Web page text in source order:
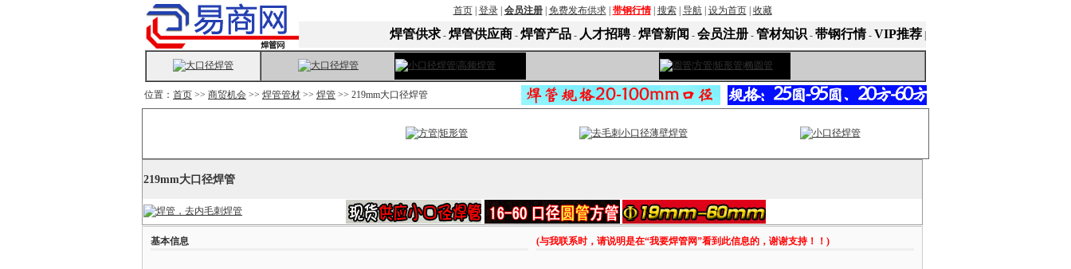
首页| 登录| 会员注册| 免费发布供求| 带钢行情| 搜索| 导航| 设为首页| 收藏
焊管供求- 焊管供应商 - 焊管产品 - 人才招聘- 焊管新闻 - 会员注册 - 管材知识 - 带钢行情- VIP推荐
位置： 首页 >> 商贸机会 >> 焊管管材 >> 焊管 >> 219mm大口径焊管
219mm大口径焊管
基本信息 (与我联系时，请说明是在“我要焊管网”看到此信息的，谢谢支持！！)